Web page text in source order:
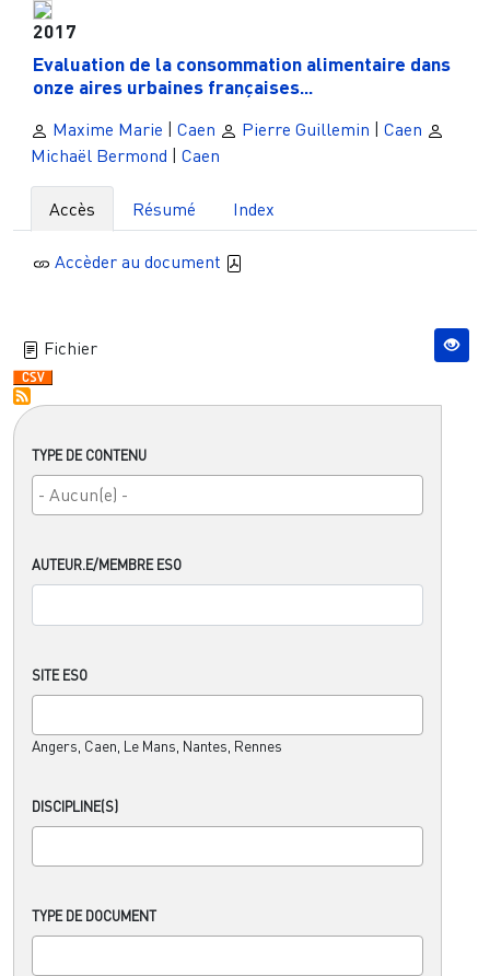
TYPE DE CONTENU
AUTEUR.E/MEMBRE ESO
SITE ESO
Angers, Caen, Le Mans, Nantes, Rennes
DISCIPLINE(S)
TYPE DE DOCUMENT
2017
Evaluation de la consommation alimentaire dans
onze aires urbaines françaises...
Maxime Marie Caen Pierre Guillemin
Caen
Michaël Bermond
Caen
Accès Résumé Index
Accèder au document
Fichier